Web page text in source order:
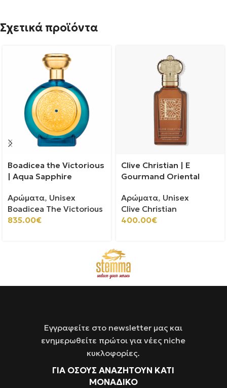
Σχετικά προϊόντα
Boadicea the Victorious
| Aqua Sapphire
Αρώματα, Unisex
Boadicea The Victorious
835.00€
Clive Christian | E
Gourmand Oriental
Αρώματα, Unisex
Clive Christian
400.00€
Εγγραφείτε στο newsletter μας και
ενημερωθείτε πρώτοι για νέες niche
κυκλοφορίες.
ΓΙΑ ΌΣΟΥΣ ΑΝΑΖΗΤΟΥΝ ΚΑΤΙ
ΜΟΝΑΔΙΚΟ